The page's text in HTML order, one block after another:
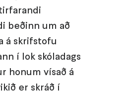
beðinn um að
á skrifstofu
í lok skóladags
honum vísað á
er skráð í